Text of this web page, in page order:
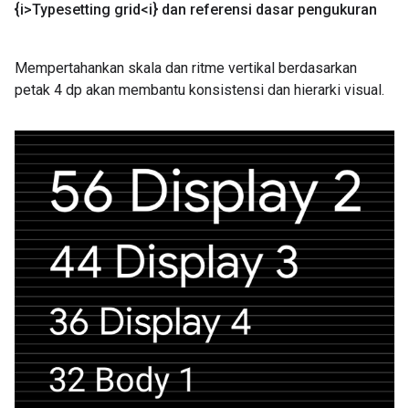
{i>Typesetting grid<i} dan referensi dasar pengukuran
Mempertahankan skala dan ritme vertikal berdasarkan
petak 4 dp akan membantu konsistensi dan hierarki visual.